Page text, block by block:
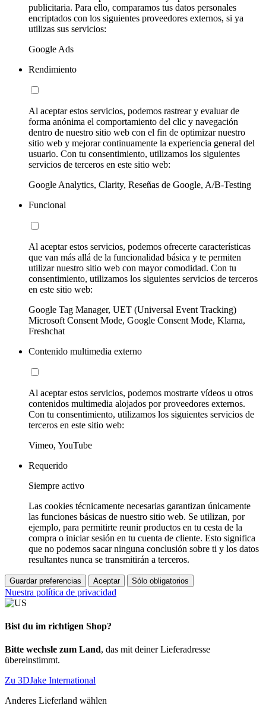
publicitaria. Para ello, comparamos tus datos personales
encriptados con los siguientes proveedores externos, si ya
utilizas sus servicios:
Google Ads
Rendimiento
Al aceptar estos servicios, podemos rastrear y evaluar de
forma anónima el comportamiento del clic y navegación
dentro de nuestro sitio web con el fin de optimizar nuestro
sitio web y mejorar continuamente la experiencia general del
usuario. Con tu consentimiento, utilizamos los siguientes
servicios de terceros en este sitio web:
Google Analytics, Clarity, Reseñas de Google, A/B-Testing
Funcional
Al aceptar estos servicios, podemos ofrecerte características
que van más allá de la funcionalidad básica y te permiten
utilizar nuestro sitio web con mayor comodidad. Con tu
consentimiento, utilizamos los siguientes servicios de terceros
en este sitio web:
Google Tag Manager, UET (Universal Event Tracking)
Microsoft Consent Mode, Google Consent Mode, Klarna,
Freshchat
Contenido multimedia externo
Al aceptar estos servicios, podemos mostrarte vídeos u otros
contenidos multimedia alojados por proveedores externos.
Con tu consentimiento, utilizamos los siguientes servicios de
terceros en este sitio web:
Vimeo, YouTube
Requerido
Siempre activo
Las cookies técnicamente necesarias garantizan únicamente
las funciones básicas de nuestro sitio web. Se utilizan, por
ejemplo, para permitirte reunir productos en tu cesta de la
compra o iniciar sesión en tu cuenta de cliente. Esto significa
que no podemos sacar ninguna conclusión sobre ti y los datos
resultantes nunca se transmitirán a terceros.
Guardar preferencias Aceptar Sólo obligatorios
Nuestra política de privacidad
Bist du im richtigen Shop?
Bitte wechsle zum Land, das mit deiner Lieferadresse
übereinstimmt.
Zu 3DJake International
Anderes Lieferland wählen